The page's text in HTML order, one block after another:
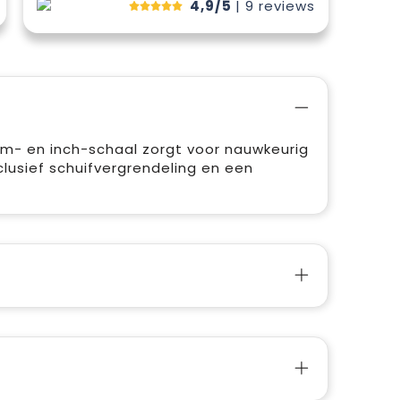
4,9/5 | 9 reviews
en inch-schaal zorgt voor nauwkeurig
schuifvergrendeling en een